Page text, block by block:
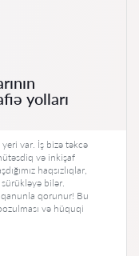
yolları
var. İş bizə təkcə
və inkişaf
haqsızlıqlar,
bilər.
qanunla qorunur! Bu
və hüquqi